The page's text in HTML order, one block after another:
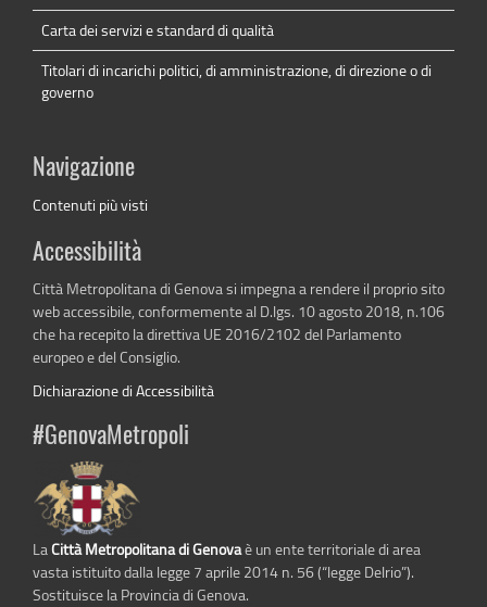
Carta dei servizi e standard di qualità
Titolari di incarichi politici, di amministrazione, di direzione o di
governo
Navigazione
Contenuti più visti
Accessibilità
Città Metropolitana di Genova si impegna a rendere il proprio sito
web accessibile, conformemente al D.lgs. 10 agosto 2018, n.106
che ha recepito la direttiva UE 2016/2102 del Parlamento
europeo e del Consiglio.
Dichiarazione di Accessibilità
#GenovaMetropoli
LaCittà Metropolitana di Genovaè un ente territoriale di area
vasta istituito dalla legge 7 aprile 2014 n. 56 (“legge Delrio”).
Sostituisce la Provincia di Genova.